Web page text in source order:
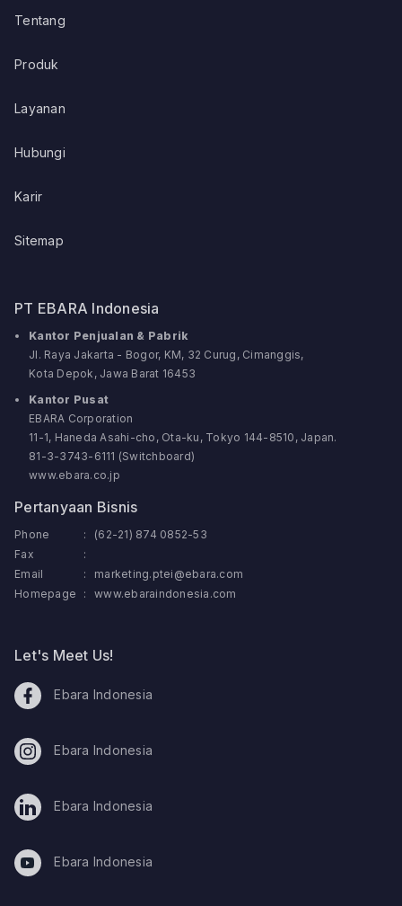
Tentang
Produk
Layanan
Hubungi
Karir
Sitemap
PT EBARA Indonesia
Kantor Penjualan & Pabrik
Jl. Raya Jakarta - Bogor, KM, 32 Curug, Cimanggis,
Kota Depok, Jawa Barat 16453
Kantor Pusat
EBARA Corporation
11-1, Haneda Asahi-cho, Ota-ku, Tokyo 144-8510, Japan.
81-3-3743-6111 (Switchboard)
www.ebara.co.jp
Pertanyaan Bisnis
Phone :
(62-21) 874 0852-53
Fax
:
Email
:
marketing.ptei@ebara.com
Homepage
: www.ebaraindonesia.com
Let's Meet Us!
Ebara Indonesia
Ebara Indonesia
Ebara Indonesia
Ebara Indonesia